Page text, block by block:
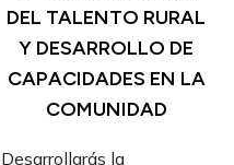
DEL TALENTO RURAL
Y DESARROLLO DE
CAPACIDADES EN LA
COMUNIDAD
Desarrollarás la